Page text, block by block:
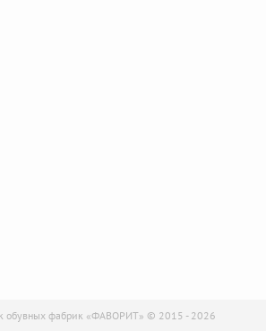
обувных фабрик «ФАВОРИТ» © 2015 - 2026